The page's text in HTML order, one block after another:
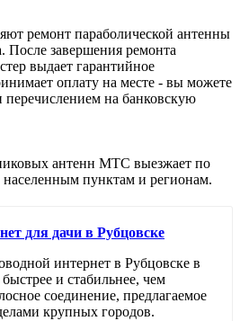
ремонт параболической антенны
После завершения ремонта
выдает гарантийное
оплату на месте - вы можете
на банковскую
антенн МТС выезжает по
пунктам и регионам.
для дачи в Рубцовске
интернет в Рубцовске в
и стабильнее, чем
соединение, предлагаемое
крупных городов.